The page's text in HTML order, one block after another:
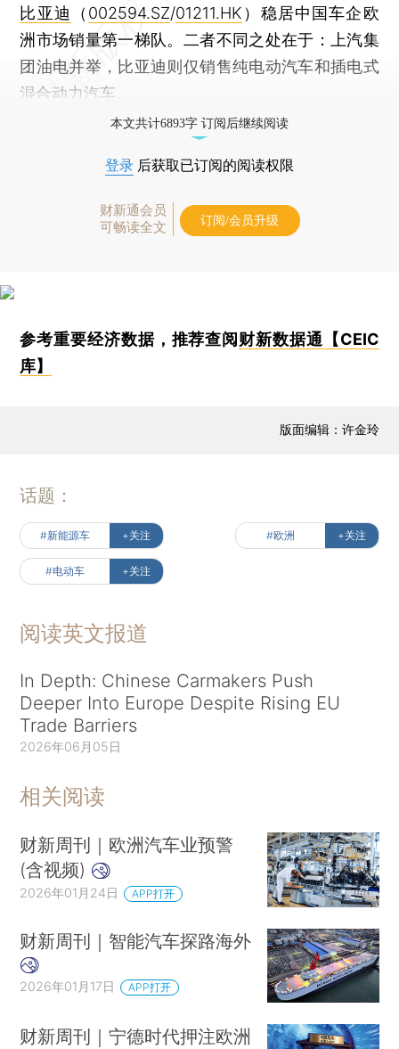
比亚迪
（ 002594.SZ/01211.HK ）稳居中国车企欧
洲市场销量第一梯队。二者不同之处在于：上汽集
团油电并举，比亚迪则仅销售纯电动汽车和插电式
混合动力汽车。
本文共计6893字 订阅后继续阅读
登录 后获取已订阅的阅读权限
财新通会员
可畅读全文
订阅/会员升级
参考重要经济数据，推荐查阅财新数据通【CEIC
库】
版面编辑：许金玲
话题：
#新能源车 +关注 #欧洲 +关注
#电动车 +关注
阅读英文报道
In Depth: Chinese Carmakers Push
Deeper Into Europe Despite Rising EU
Trade Barriers
2026年06月05日
相关阅读
财新周刊｜欧洲汽车业预警
(含视频)
2026年01月24日 APP打开
财新周刊｜智能汽车探路海外
2026年01月17日 APP打开
财新周刊｜宁德时代押注欧洲